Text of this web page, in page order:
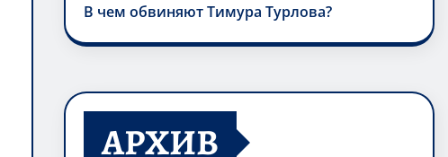
В чем обвиняют Тимура Турлова?
АРХИВ